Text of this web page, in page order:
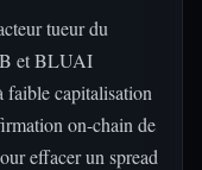
tueur du
et BLUAI
faible capitalisation
on-chain de
effacer un spread